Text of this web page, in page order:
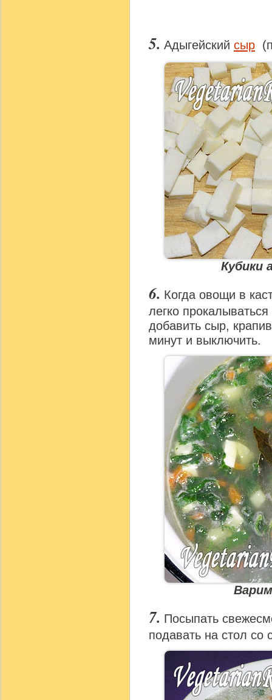
Адыгейский сыр
Кубики
Когда овощи в
легко
добавить сыр,
минут и выключить.
Посыпать
подавать на стол со